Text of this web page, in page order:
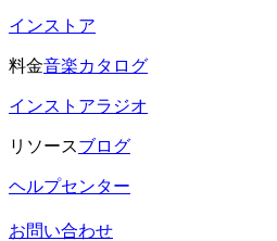
インストア
料金音楽カタログ
インストアラジオ
リソースブログ
ヘルプセンター
お問い合わせ